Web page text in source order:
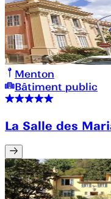
Menton
Bâtiment public
La Salle des